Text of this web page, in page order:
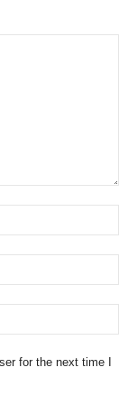
for the next time I